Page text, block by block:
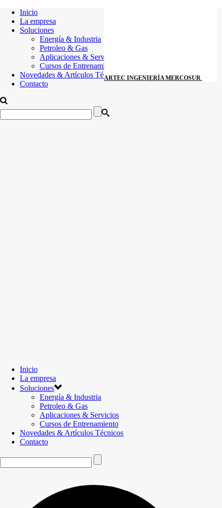
ARTEC INGENIERÍA MERCOSUR
Inicio
La empresa
Soluciones
Energía & Industria
Petroleo & Gas
Aplicaciones & Servicios
Cursos de Entrenamiento
Novedades & Artículos Técnicos
Contacto
Inicio
La empresa
Soluciones
Energía & Industria
Petroleo & Gas
Aplicaciones & Servicios
Cursos de Entrenamiento
Novedades & Artículos Técnicos
Contacto